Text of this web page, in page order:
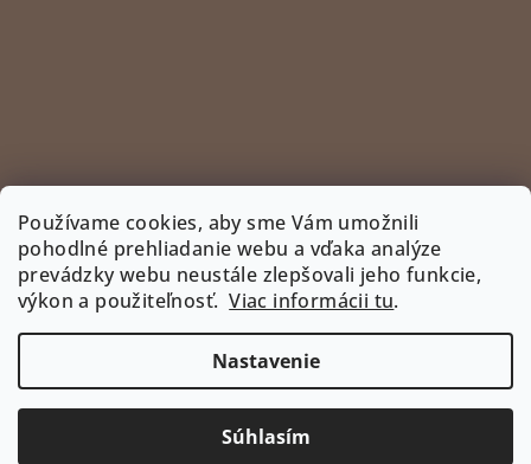
Používame cookies, aby sme Vám umožnili
pohodlné prehliadanie webu a vďaka analýze
prevádzky webu neustále zlepšovali jeho funkcie,
výkon a použiteľnosť.Viac informácii tu.
Nastavenie
Súhlasím
Sledovať na Instagrame
INSTAGRAM